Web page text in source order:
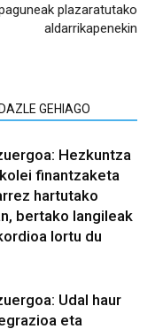
plazaratutako
aldarrikapenekin
IDAZLE GEHIAGO
Hezkuntza
finantzaketa
hartutako
bertako langileak
lortu du
Udal haur
eta